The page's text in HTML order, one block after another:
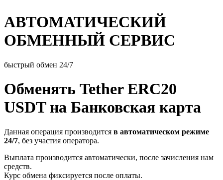
АВТОМАТИЧЕСКИЙ
ОБМЕННЫЙ СЕРВИС
быстрый обмен 24/7
Обменять Tether ERC20
USDT на Банковская карта
Данная операция производится в автоматическом режиме
24/7, без участия оператора.
Выплата производится автоматически, после зачисления нам
средств.
Курс обмена фиксируется после оплаты.